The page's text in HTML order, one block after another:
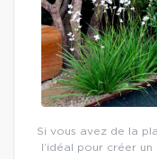
Si vous avez de la
l’idéal pour créer